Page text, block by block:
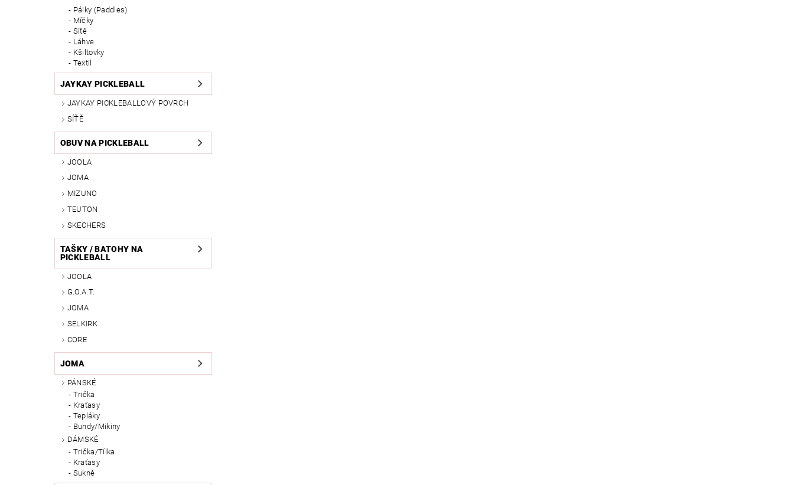
Pálky (Paddles)
Míčky
Síťě
Láhve
Kšiltovky
Textil
JAYKAY PICKLEBALL
JAYKAY PICKLEBALLOVÝ POVRCH
SÍŤĚ
OBUV NA PICKLEBALL
JOOLA
JOMA
MIZUNO
TEUTON
SKECHERS
TAŠKY / BATOHY NA
PICKLEBALL
JOOLA
G.O.A.T.
JOMA
SELKIRK
CORE
JOMA
PÁNSKÉ
Trička
Kraťasy
Tepláky
Bundy/Mikiny
DÁMSKÉ
Trička/Tílka
Kraťasy
Sukně